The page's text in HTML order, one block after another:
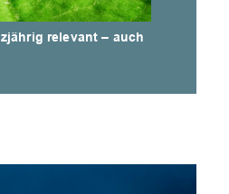
relevant – auch